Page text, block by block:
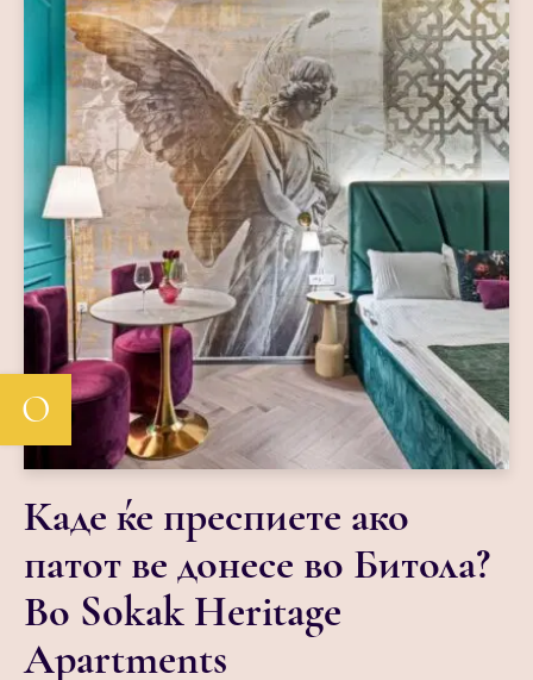
О
Каде ќе преспиете ако
патот ве донесе во Битола?
Во Sokak Heritage
Apartments